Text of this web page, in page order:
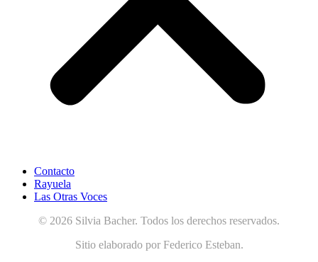
Contacto
Rayuela
Las Otras Voces
© 2026 Silvia Bacher. Todos los derechos reservados.
Sitio elaborado por Federico Esteban.